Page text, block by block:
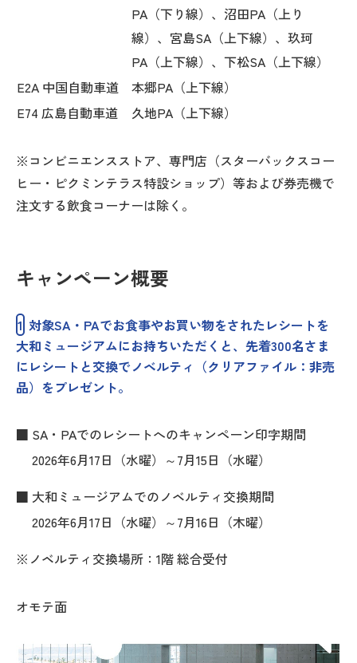
PA（下り線）、沼田PA（上り
線）、宮島SA（上下線）、玖珂
PA（上下線）、下松SA（上下線）
E2A 中国自動車道
本郷PA（上下線）
E74 広島自動車道
久地PA（上下線）
※コンビニエンスストア、専門店（スターバックスコー
ヒー・ピクミンテラス特設ショップ）等および券売機で
注文する飲食コーナーは除く。
キャンペーン概要
1 対象SA・PAでお食事やお買い物をされたレシートを
大和ミュージアムにお持ちいただくと、先着300名さま
にレシートと交換でノベルティ（クリアファイル：非売
品）をプレゼント。
■ SA・PAでのレシートへのキャンペーン印字期間
2026年6月17日（水曜）～7月15日（水曜）
■ 大和ミュージアムでのノベルティ交換期間
2026年6月17日（水曜）～7月16日（木曜）
※ノベルティ交換場所：1階 総合受付
オモテ面